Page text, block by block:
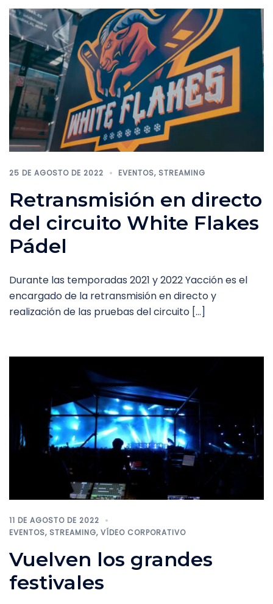
25 DE AGOSTO DE 2022 EVENTOS, STREAMING
Retransmisión en directo
del circuito White Flakes
Pádel
Durante las temporadas 2021 y 2022 Yacción es el
encargado de la retransmisión en directo y
realización de las pruebas del circuito […]
11 DE AGOSTO DE 2022
EVENTOS, STREAMING, VÍDEO CORPORATIVO
Vuelven los grandes
festivales